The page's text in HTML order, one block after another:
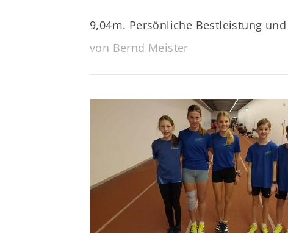
9,04m. Persönliche Bestleistung
von Bernd Meister